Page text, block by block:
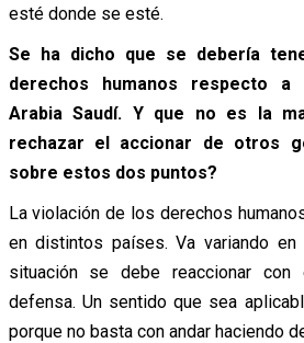
esté donde se esté.
Se ha dicho que se debería
derechos humanos respecto
Arabia Saudí. Y que no es la
rechazar el accionar de otros
sobre estos dos puntos?
La violación de los derechos
en distintos países. Va variando
situación se debe reaccionar
defensa. Un sentido que sea
porque no basta con andar haciendo